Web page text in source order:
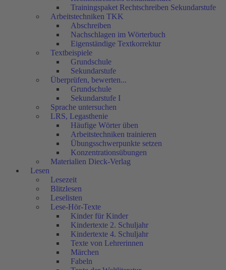
Trainingspaket Rechtschreiben Sekundarstufe
Arbeitstechniken TKK
Abschreiben
Nachschlagen im Wörterbuch
Eigenständige Textkorrektur
Textbeispiele
Grundschule
Sekundarstufe
Überprüfen, bewerten...
Grundschule
Sekundarstufe I
Sprache untersuchen
LRS, Legasthenie
Häufige Wörter üben
Arbeitstechniken trainieren
Übungsschwerpunkte setzen
Konzentrationsübungen
Materialien Dieck-Verlag
Lesen
Lesezeit
Blitzlesen
Leselisten
Lese-Hör-Texte
Kinder für Kinder
Kindertexte 2. Schuljahr
Kindertexte 4. Schuljahr
Texte von Lehrerinnen
Märchen
Fabeln